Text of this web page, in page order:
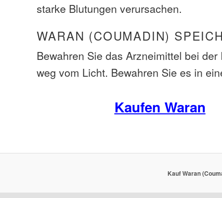
starke Blutungen verursachen.
WARAN (COUMADIN)
Bewahren Sie das Arzneimittel bei
weg vom Licht. Bewahren Sie es in
Kaufen Waran
Kauf Waran